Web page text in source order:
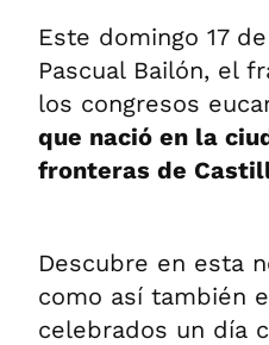
Este domingo 17
Pascual Bailón, el
los congresos
que nació en la
fronteras de
Descubre en esta
como así también
celebrados un día